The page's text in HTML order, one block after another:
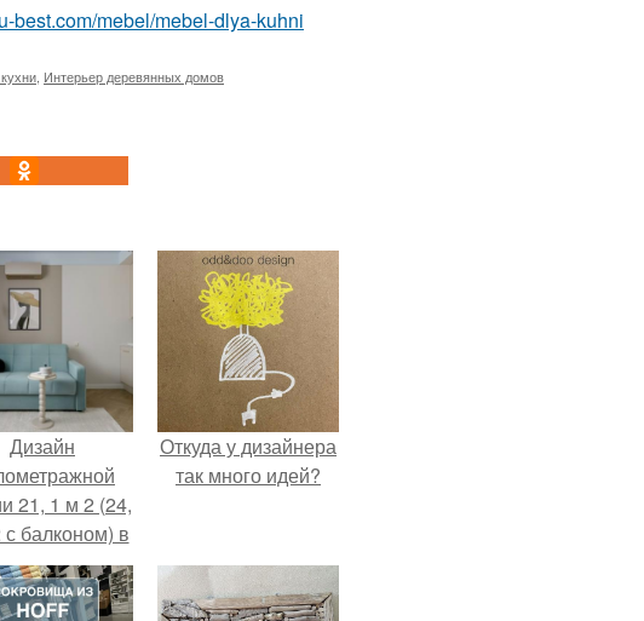
best.com/mebel/mebel-dlya-kuhni
Интерьер деревянных домов
Дизайн
21, 1 м 2 (24,
балконом) в
Откуда у дизайнера
так много идей?